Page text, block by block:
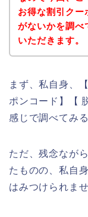
お得な割引クー
がないかを調べ
いただきます。
まず、私自身、
ポンコード】【
感じで調べてみ
ただ、残念なが
たものの、私自
はみつけられま